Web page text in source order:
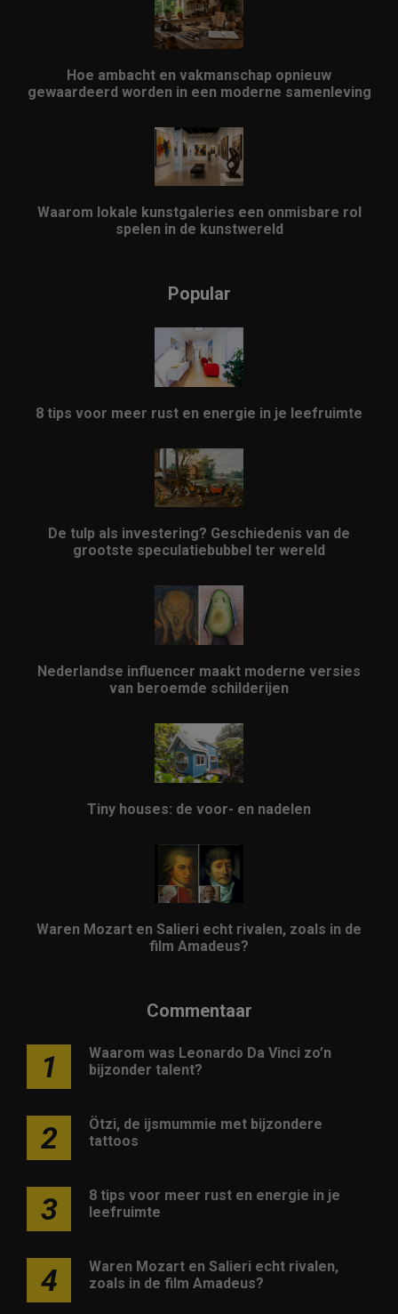
Hoe ambacht en vakmanschap opnieuw
gewaardeerd worden in een moderne samenleving
Waarom lokale kunstgaleries een onmisbare rol
spelen in de kunstwereld
Popular
8 tips voor meer rust en energie in je leefruimte
De tulp als investering? Geschiedenis van de
grootste speculatiebubbel ter wereld
Nederlandse influencer maakt moderne versies
van beroemde schilderijen
Tiny houses: de voor- en nadelen
Waren Mozart en Salieri echt rivalen, zoals in de
film Amadeus?
Commentaar
1
Waarom was Leonardo Da Vinci zo’n
bijzonder talent?
2
Ötzi, de ijsmummie met bijzondere
tattoos
3
8 tips voor meer rust en energie in je
leefruimte
4
Waren Mozart en Salieri echt rivalen,
zoals in de film Amadeus?